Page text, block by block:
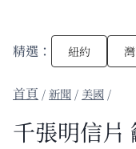
精選： 紐約
/新聞 / 美國 /
千張明信片